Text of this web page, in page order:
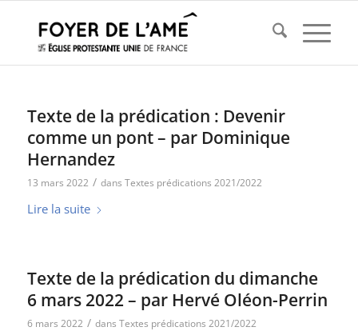
Texte de la prédication : Devenir
comme un pont – par Dominique
Hernandez
13 mars 2022 / dans Textes prédications 2021/2022
Lire la suite
Texte de la prédication du dimanche
6 mars 2022 – par Hervé Oléon-Perrin
6 mars 2022 / dans Textes prédications 2021/2022